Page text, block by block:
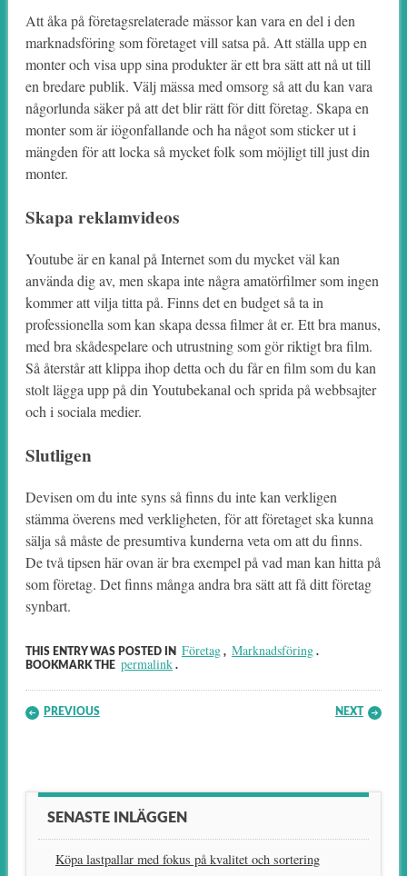
Att åka på företagsrelaterade mässor kan vara en del i den
marknadsföring som företaget vill satsa på. Att ställa upp en
monter och visa upp sina produkter är ett bra sätt att nå ut till
en bredare publik. Välj mässa med omsorg så att du kan vara
någorlunda säker på att det blir rätt för ditt företag. Skapa en
monter som är iögonfallande och ha något som sticker ut i
mängden för att locka så mycket folk som möjligt till just din
monter.
Skapa reklamvideos
Youtube är en kanal på Internet som du mycket väl kan
använda dig av, men skapa inte några amatörfilmer som ingen
kommer att vilja titta på. Finns det en budget så ta in
professionella som kan skapa dessa filmer åt er. Ett bra manus,
med bra skådespelare och utrustning som gör riktigt bra film.
Så återstår att klippa ihop detta och du får en film som du kan
stolt lägga upp på din Youtubekanal och sprida på webbsajter
och i sociala medier.
Slutligen
Devisen om du inte syns så finns du inte kan verkligen
stämma överens med verkligheten, för att företaget ska kunna
sälja så måste de presumtiva kunderna veta om att du finns.
De två tipsen här ovan är bra exempel på vad man kan hitta på
som företag. Det finns många andra bra sätt att få ditt företag
synbart.
THIS ENTRY WAS POSTED IN Företag , Marknadsföring .
BOOKMARK THE permalink .
Post navigation
PREVIOUS NEXT
SENASTE INLÄGGEN
Köpa lastpallar med fokus på kvalitet och sortering